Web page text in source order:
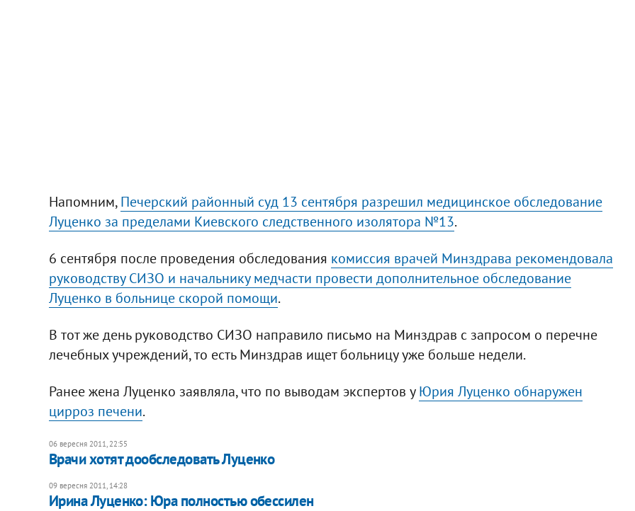
Напомним,Печерский районный суд 13 сентября разрешил медицинское обследование
Луценко за пределами Киевского следственного изолятора №13.
6 сентября после проведения обследования комиссия врачей Минздрава рекомендовала
руководству СИЗО и начальнику медчасти провести дополнительное обследование
Луценко в больнице скорой помощи.
В тот же день руководство СИЗО направило письмо на Минздрав с запросом о перечне
лечебных учреждений, то есть Минздрав ищет больницу уже больше недели.
Ранее жена Луценко заявляла, что по выводам экспертов уЮрия Луценко обнаружен
цирроз печени.
06 вересня 2011, 22:55
Врачи хотят дообследовать Луценко
09 вересня 2011, 14:28
Ирина Луценко: Юра полностью обессилен